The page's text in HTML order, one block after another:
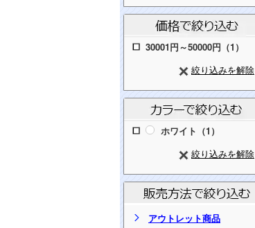
30001円～50000円（1）
絞り込みを解除
ホワイト（1）
絞り込みを解除
アウトレット商品